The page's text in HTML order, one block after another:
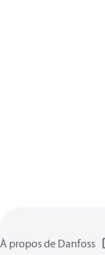
À propos de Danfoss